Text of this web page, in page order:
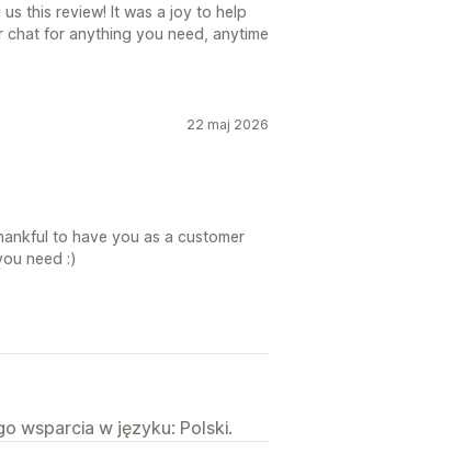
this review! It was a joy to help
for anything you need, anytime
22 maj 2026
to have you as a customer
need :)
wsparcia w języku: Polski.